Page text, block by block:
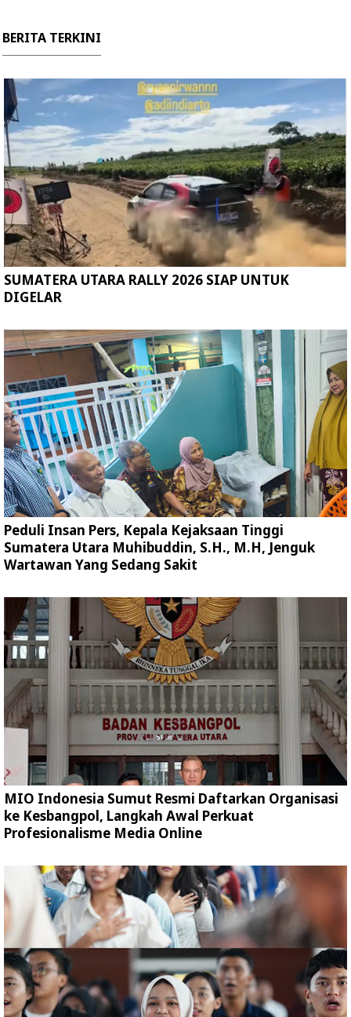
BERITA TERKINI
SUMATERA UTARA RALLY 2026 SIAP UNTUK
DIGELAR
Peduli Insan Pers, Kepala Kejaksaan Tinggi
Sumatera Utara Muhibuddin, S.H., M.H, Jenguk
Wartawan Yang Sedang Sakit
MIO Indonesia Sumut Resmi Daftarkan Organisasi
ke Kesbangpol, Langkah Awal Perkuat
Profesionalisme Media Online